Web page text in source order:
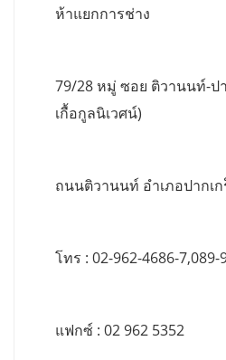
ห้าแยกการช่าง
79/28 หมู่ ซอย ติวานนท์-ป
เกื้อกูลนิเวศน์)
ถนนติวานนท์ อำเภอปากเ
โทร : 02-962-4686-7,089-
แฟกซ์ : 02 962 5352